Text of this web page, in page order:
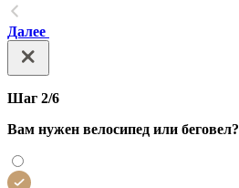
Далее
Шаг 2/6
Вам нужен велосипед или беговел?